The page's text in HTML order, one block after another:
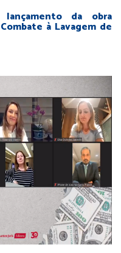
da obra
à Lavagem de